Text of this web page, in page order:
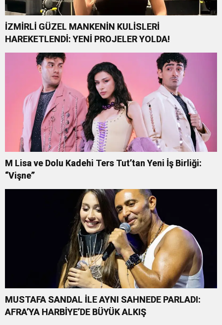
İZMİRLİ GÜZEL MANKENİN KULİSLERİ
HAREKETLENDİ: YENİ PROJELER YOLDA!
M Lisa ve Dolu Kadehi Ters Tut’tan Yeni İş Birliği:
“Vişne”
MUSTAFA SANDAL İLE AYNI SAHNEDE PARLADI:
AFRA’YA HARBİYE’DE BÜYÜK ALKIŞ